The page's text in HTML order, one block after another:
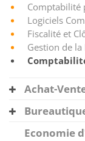
Comptabilité
Logiciels
Fiscalité et
Gestion de la
Achat-
Economie